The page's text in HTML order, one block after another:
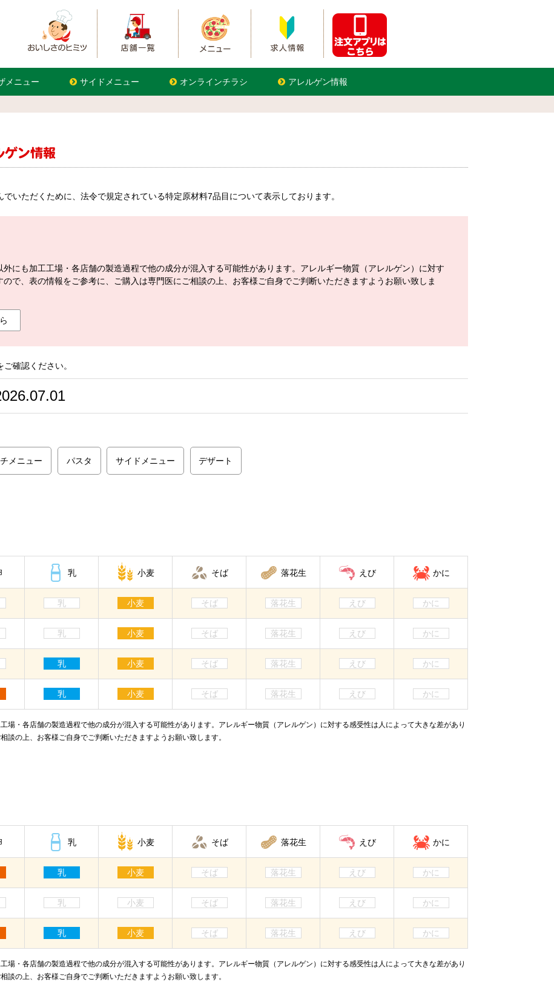
メニュー サイドメニュー オンラインチラシ アレルゲン情報
いただくために、法令で規定されている特定原材料7品目について表示しております。
にも加工工場・各店舗の製造過程で他の成分が混入する可能性があります。アレルギー物質（アレルゲン）に対す
で、表の情報をご参考に、ご購入は専門医にご相談の上、お客様ご自身でご判断いただきますようお願い致しま
確認ください。
メニュー パスタ サイドメニュー デザート
乳 小麦 そば 落花生 えび かに
乳 小麦 そば 落花生 えび かに
乳 小麦 そば 落花生 えび かに
乳 小麦 そば 落花生 えび かに
乳 小麦 そば 落花生 えび かに
場・各店舗の製造過程で他の成分が混入する可能性があります。アレルギー物質（アレルゲン）に対する感受性は人によって大きな差があり
談の上、お客様ご自身でご判断いただきますようお願い致します。
乳 小麦 そば 落花生 えび かに
乳 小麦 そば 落花生 えび かに
乳 小麦 そば 落花生 えび かに
乳 小麦 そば 落花生 えび かに
場・各店舗の製造過程で他の成分が混入する可能性があります。アレルギー物質（アレルゲン）に対する感受性は人によって大きな差があり
談の上、お客様ご自身でご判断いただきますようお願い致します。